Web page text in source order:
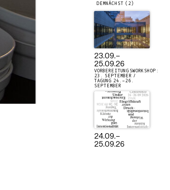
DEMNÄCHST (2)
23.09.–
25.09.26
VORBEREITUNGSWORKSHOP:
23. SEPTEMBER /
TAGUNG 24.–26.
SEPTEMBER
24.09.–
25.09.26